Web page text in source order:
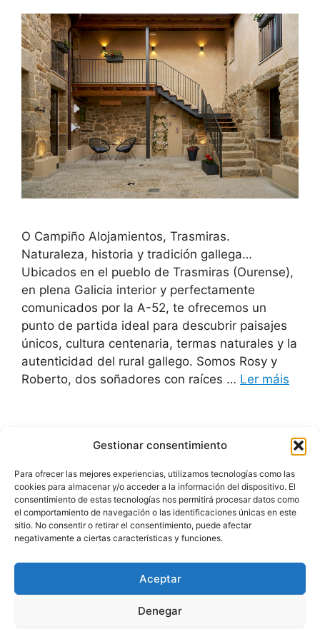
Gestionar consentimiento
Para ofrecer las mejores experiencias, utilizamos tecnologías como las
cookies para almacenar y/o acceder a la información del dispositivo. El
consentimiento de estas tecnologías nos permitirá procesar datos como
el comportamiento de navegación o las identificaciones únicas en este
sitio. No consentir o retirar el consentimiento, puede afectar
negativamente a ciertas características y funciones.
Aceptar
Denegar
O Campiño Alojamientos, Trasmiras.
Naturaleza, historia y tradición gallega…
Ubicados en el pueblo de Trasmiras (Ourense),
en plena Galicia interior y perfectamente
comunicados por la A-52, te ofrecemos un
punto de partida ideal para descubrir paisajes
únicos, cultura centenaria, termas naturales y la
autenticidad del rural gallego. Somos Rosy y
Roberto, dos soñadores con raíces … Ler máis
Seguinte→
| Suxestións e queixas